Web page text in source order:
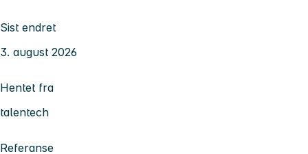
Sist endret
3. august 2026
Hentet fra
talentech
Referanse